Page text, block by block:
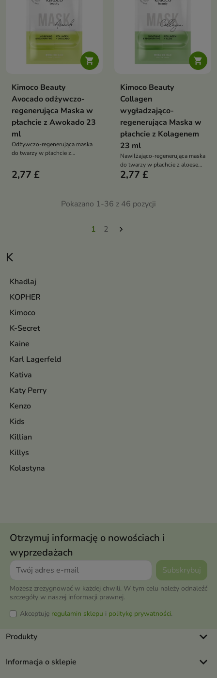
K
Khadlaj
KOPHER
Kimoco
K-Secret
Kaine
Karl Lagerfeld
Kativa
Katy Perry
Kenzo
Kids
Killian
Killys
Kolastyna
podrażnienia i poprawić jej

Kimoco Beauty
Avocado odżywczo-
regenerująca Maska w
płachcie z Awokado 23
ml
Odżywczo-regenerująca maska
do twarzy w płachcie z
awokado intensywnie odżywia,
wygładza i nawilża skórę.
cerze zdrowy, promienny wygląd
2,77 £

Kimoco Beauty
Collagen
wygładzająco-
regenerująca Maska w
płachcie z Kolagenem
23 ml
Nawilżająco-regenerująca maska
do twarzy w płachcie z aloesem
i kolagenem pomaga szybko
Formuła z kolagenem, aloesem i
alantoiną intensywnie nawilża
2,77 £
Pokazano 1-36 z 46 pozycji
1 2 
Otrzymuj informację o nowościach i
wyprzedażach
Możesz zrezygnować w każdej chwili. W tym celu należy odnaleźć
szczegóły w naszej informacji prawnej.
Akceptuję regulamin sklepu i politykę prywatności.
Produkty keyboard_arrow_down
Informacja o sklepie keyboard_arrow_down